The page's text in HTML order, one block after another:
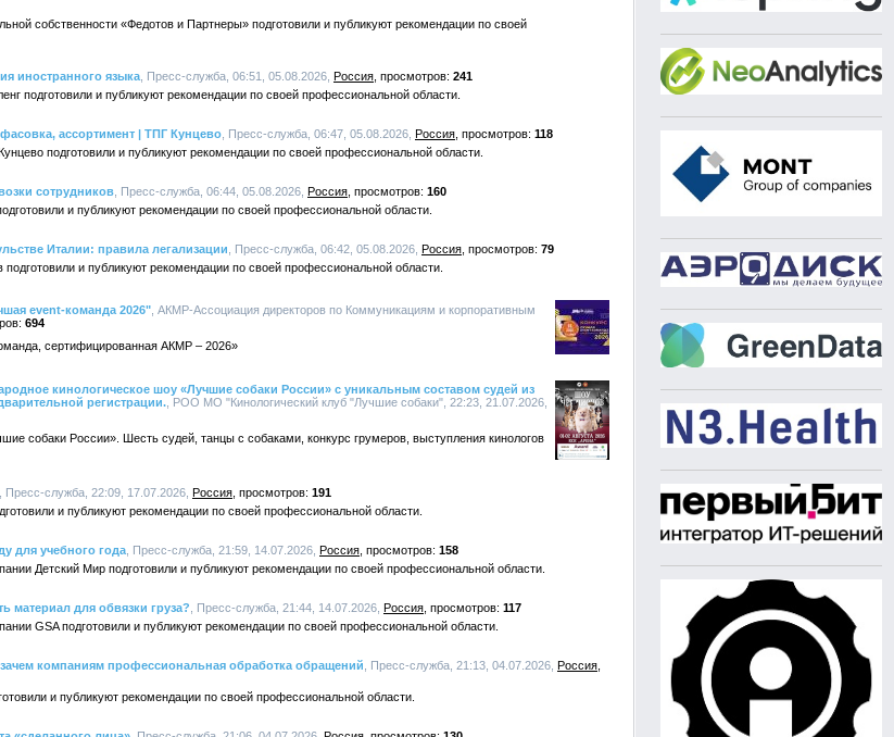
собственности «Федотов и Партнеры» подготовили и публикуют рекомендации по своей
иностранного языка , Пресс-служба, 06:51, 05.08.2026, Россия
241
подготовили и публикуют рекомендации по своей профессиональной области.
ассортимент | ТПГ Кунцево , Пресс-служба, 06:47, 05.08.2026, Россия
118
подготовили и публикуют рекомендации по своей профессиональной области.
сотрудников , Пресс-служба, 06:44, 05.08.2026, Россия
160
и публикуют рекомендации по своей профессиональной области.
Италии: правила легализации , Пресс-служба, 06:42, 05.08.2026, Россия
79
и публикуют рекомендации по своей профессиональной области.
event-команда 2026" , АКМР-Ассоциация директоров по Коммуникациям и корпоративным
694
сертифицированная АКМР – 2026»
кинологическое шоу «Лучшие собаки России» с уникальным составом судей из
регистрации. , РОО МО "Кинологический клуб "Лучшие собаки", 22:23, 21.07.2026,
собаки России». Шесть судей, танцы с собаками, конкурс грумеров, выступления кинологов
, Пресс-служба, 22:09, 17.07.2026, Россия
191
и публикуют рекомендации по своей профессиональной области.
для учебного года , Пресс-служба, 21:59, 14.07.2026, Россия
158
Детский Мир подготовили и публикуют рекомендации по своей профессиональной области.
материал для обвязки груза? , Пресс-служба, 21:44, 14.07.2026, Россия
117
GSA подготовили и публикуют рекомендации по своей профессиональной области.
компаниям профессиональная обработка обращений , Пресс-служба, 21:13, 04.07.2026, Россия
и публикуют рекомендации по своей профессиональной области.